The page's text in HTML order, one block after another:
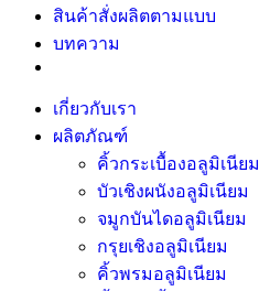
สินค้าสั่งผลิตตามแบบ
บทความ
เกี่ยวกับเรา
ผลิตภัณฑ์
คิ้วกระเบื้องอลูมิเนียม
บัวเชิงผนังอลูมิเนียม
จมูกบันไดอลูมิเนียม
กรุยเชิงอลูมิเนียม
คิ้วพรมอลูมิเนียม